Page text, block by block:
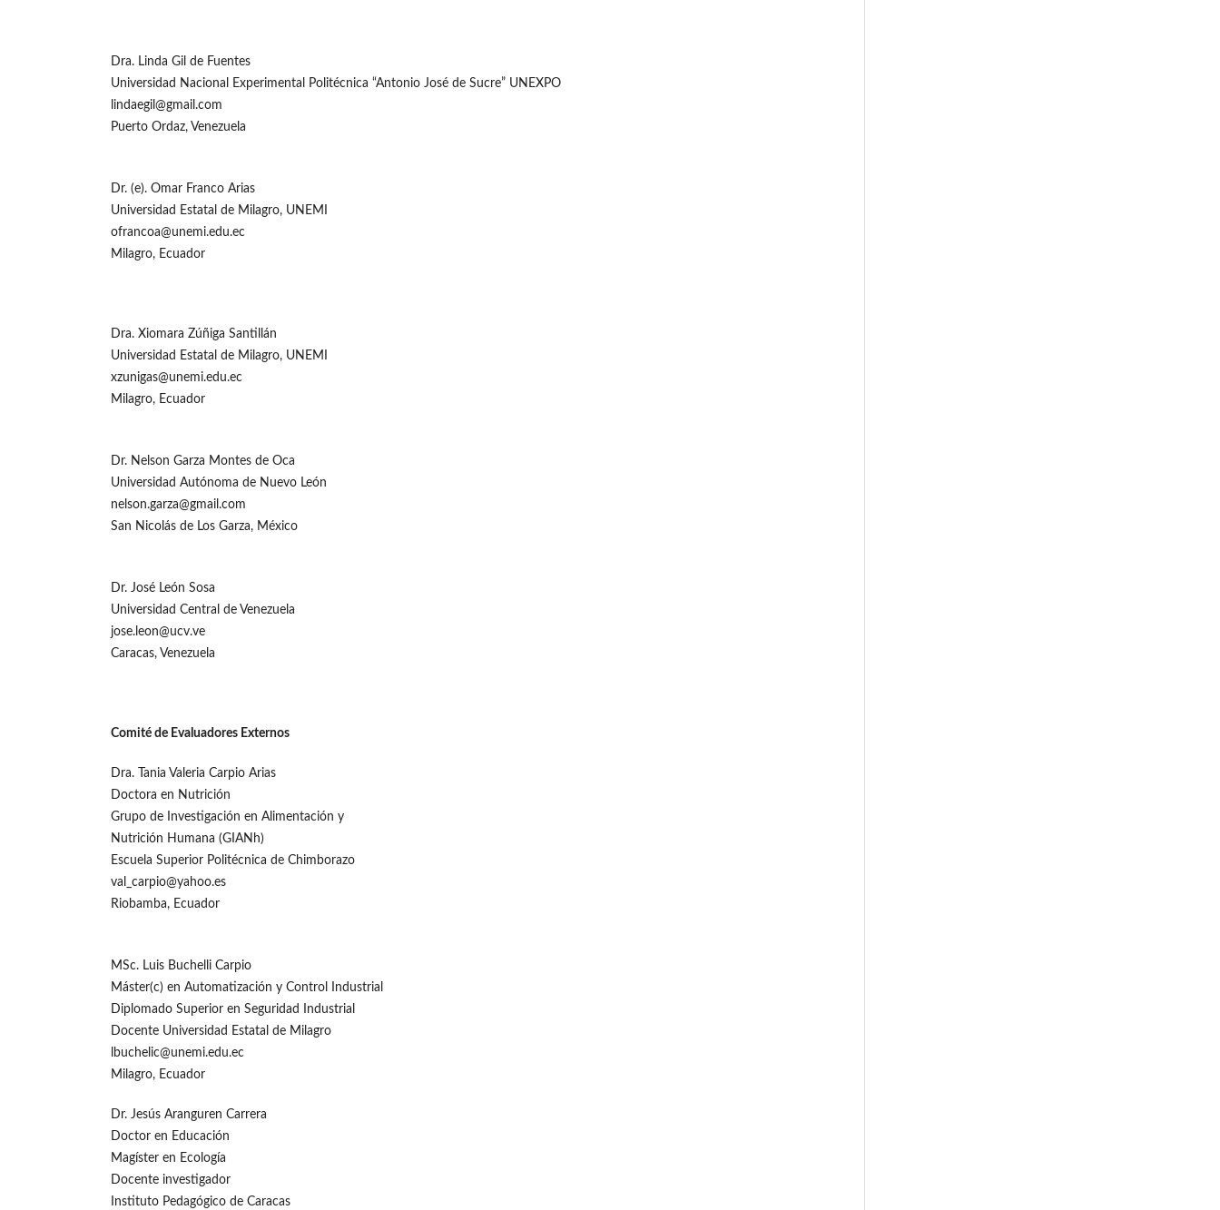
Dra. Linda Gil de Fuentes
Universidad Nacional Experimental Politécnica “Antonio José de Sucre” UNEXPO
lindaegil@gmail.com
Puerto Ordaz, Venezuela
Dr. (e). Omar Franco Arias
Universidad Estatal de Milagro, UNEMI
ofrancoa@unemi.edu.ec
Milagro, Ecuador
Dra. Xiomara Zúñiga Santillán
Universidad Estatal de Milagro, UNEMI
xzunigas@unemi.edu.ec
Milagro, Ecuador
Dr. Nelson Garza Montes de Oca
Universidad Autónoma de Nuevo León
nelson.garza@gmail.com
San Nicolás de Los Garza, México
Dr. José León Sosa
Universidad Central de Venezuela
jose.leon@ucv.ve
Caracas, Venezuela
Comité de Evaluadores Externos
Dra. Tania Valeria Carpio Arias
Doctora en Nutrición
Grupo de Investigación en Alimentación y
Nutrición Humana (GIANh)
Escuela Superior Politécnica de Chimborazo
val_carpio@yahoo.es
Riobamba, Ecuador
MSc. Luis Buchelli Carpio
Máster(c) en Automatización y Control Industrial
Diplomado Superior en Seguridad Industrial
Docente Universidad Estatal de Milagro
lbuchelic@unemi.edu.ec
Milagro, Ecuador
Dr. Jesús Aranguren Carrera
Doctor en Educación
Magíster en Ecología
Docente investigador
Instituto Pedagógico de Caracas